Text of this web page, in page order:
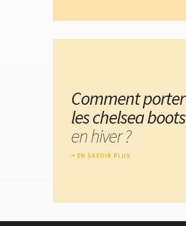
Comment porter
les chelsea boots
en hiver ?
EN SAVOIR PLUS